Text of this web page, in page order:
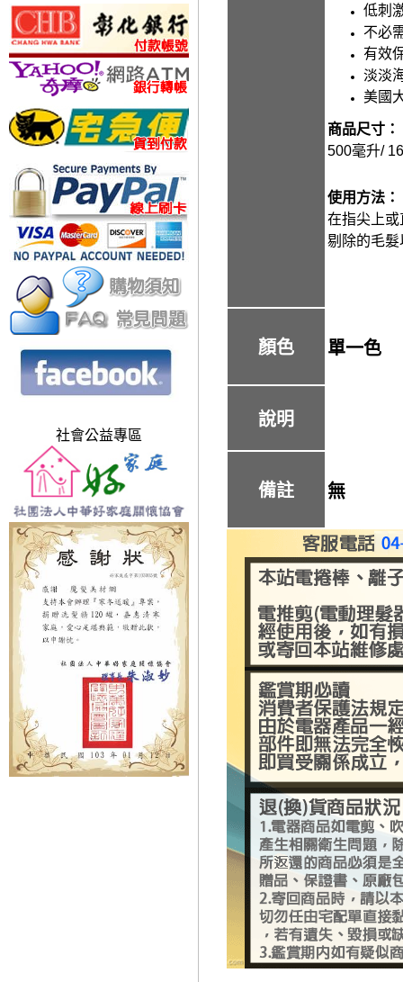
社會公益專區
低刺
不必
有效
淡淡
美國
商品尺寸：
500毫升/
使用方法：
在指尖上
剔除的毛
顏色 單一色
說明
備註 無